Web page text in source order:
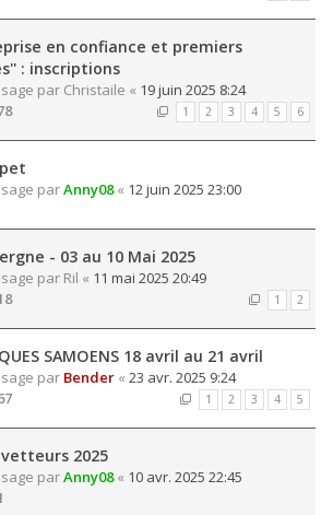
en confiance et premiers
: inscriptions
par Christaile « 19 juin 2025 8:24
1 2 3 4 5 6
parAnny08« 12 juin 2025 23:00
- 03 au 10 Mai 2025
par Ril « 11 mai 2025 20:49
1 2
SAMOENS 18 avril au 21 avril
par Bender « 23 avr. 2025 9:24
1 2 3 4 5
2025
parAnny08« 10 avr. 2025 22:45